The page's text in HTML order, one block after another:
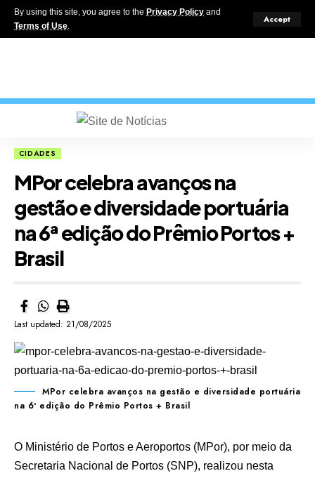
By using this site, you agree to the Privacy Policy and
Terms of Use.
Accept
CIDADES
MPor celebra avanços na
gestão e diversidade portuária
na 6ª edição do Prêmio Portos +
Brasil
Last updated: 21/08/2025
MPor celebra avanços na gestão e diversidade portuária
na 6ª edição do Prêmio Portos + Brasil
O Ministério de Portos e Aeroportos (MPor), por meio da
Secretaria Nacional de Portos (SNP), realizou nesta